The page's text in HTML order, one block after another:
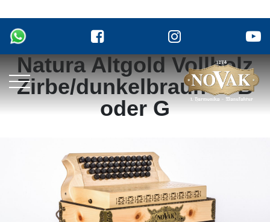
Natura Altgold Vollholz
Zirbe/dunkelbraun in B
oder G